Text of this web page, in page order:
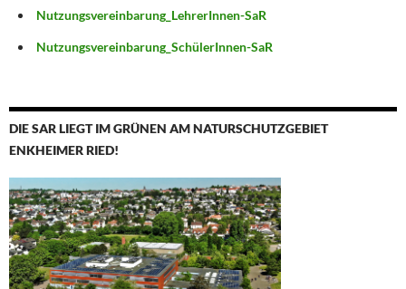
Nutzungsvereinbarung_LehrerInnen-SaR
Nutzungsvereinbarung_SchülerInnen-SaR
DIE SAR LIEGT IM GRÜNEN AM NATURSCHUTZGEBIET
ENKHEIMER RIED!